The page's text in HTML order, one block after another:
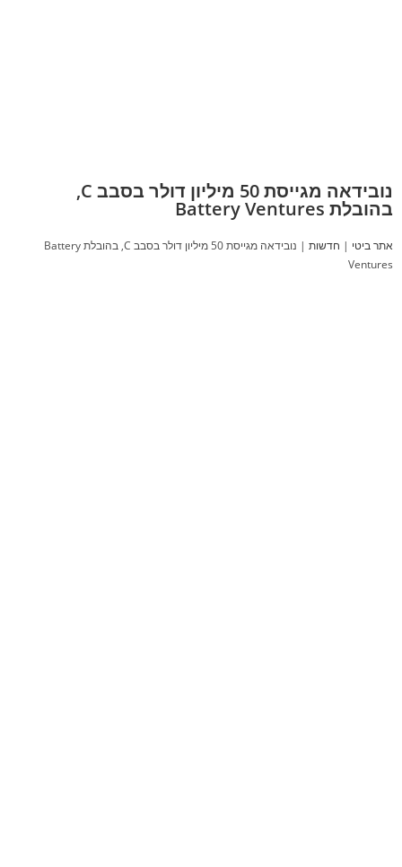
נובידאה מגייסת 50 מיליון דולר בסבב C,
בהובלת Battery Ventures
אתר ביטי | חדשות |
נובידאה מגייסת 50 מיליון דולר בסבב C, בהובלת Battery
Ventures